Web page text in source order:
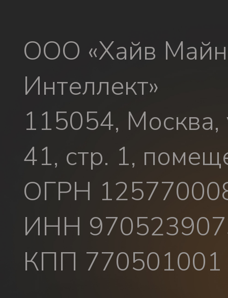
ООО «Хайв
Интеллект»
115054, Москва,
41, стр. 1,
ОГРН
ИНН
КПП 770501001